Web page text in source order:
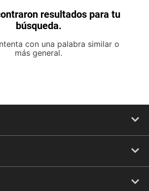
resultados para tu
búsqueda.
con una palabra similar o
más general.